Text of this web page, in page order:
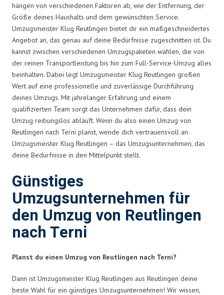
hängen von verschiedenen Faktoren ab, wie der Entfernung, der
Größe deines Haushalts und dem gewünschten Service.
Umzugsmeister Klug Reutlingen bietet dir ein maßgeschneidertes
Angebot an, das genau auf deine Bedürfnisse zugeschnitten ist. Du
kannst zwischen verschiedenen Umzugspaketen wählen, die von
der reinen Transportleistung bis hin zum Full-Service-Umzug alles
beinhalten. Dabei legt Umzugsmeister Klug Reutlingen großen
Wert auf eine professionelle und zuverlässige Durchführung
deines Umzugs. Mit jahrelanger Erfahrung und einem
qualifizierten Team sorgt das Unternehmen dafür, dass dein
Umzug reibungslos abläuft. Wenn du also einen Umzug von
Reutlingen nach Terni planst, wende dich vertrauensvoll an
Umzugsmeister Klug Reutlingen – das Umzugsunternehmen, das
deine Bedürfnisse in den Mittelpunkt stellt.
Günstiges
Umzugsunternehmen für
den Umzug von Reutlingen
nach Terni
Planst du einen Umzug von Reutlingen nach Terni?
Dann ist Umzugsmeister Klug Reutlingen aus Reutlingen deine
beste Wahl für ein günstiges Umzugsunternehmen! Wir wissen,